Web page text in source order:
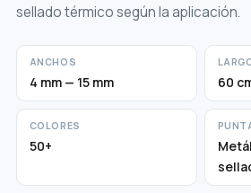
sellado térmico según la aplicación.
ANCHOS
4 mm — 15 mm 60
COLORES
50+